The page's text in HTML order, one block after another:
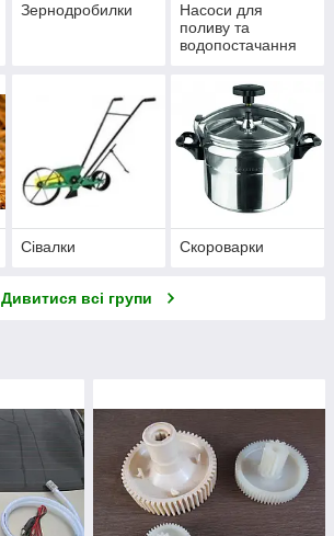
Зернодробилки
Насоси для
поливу та
водопостачання
Сівалки Скороварки
Дивитися всі групи